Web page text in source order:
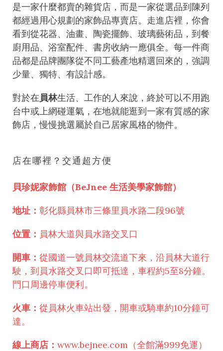
是一家什麼都賣的雜貨店，而是一家從選品到陳列
都經過用心規劃的家飾品專賣店。走進店裡，你會
看到從花器、油畫、陶瓷擺飾、玻璃藝術品，到餐
廚用品、浴室配件、書房收納一應俱全。每一件商
品都是品牌團隊從不同工藝產地精選回來的，強調
少量、獨特、有設計感。
對於在員林生活、工作的人來說，終於可以不用跑
台中或上網碰運氣，在地就能逛到一家有質感的家
飾店，慢慢挑選屬於自己居家風格的物件。
店在哪裡？交通超方便
貝珍妮家飾館（BeJnee 生活美學家飾館）
地址： 彰化縣員林市三條里員水路二段96號
位置： 員林大道與員水路交叉口
開車： 從國道一號員林交流道下來，沿員林大道行
駛，到員水路交叉口即可抵達，車程約5至8分鐘。
門口周邊停車便利。
火車： 從員林火車站出發，開車或騎車約10分鐘可
達。
線上商店： www.bejnee.com （全館滿999免運）